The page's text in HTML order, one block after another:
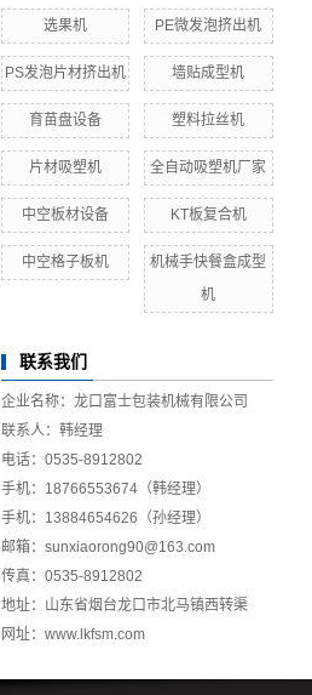
选果机 PE微发泡挤出机
PS发泡片材挤出机 墙贴成型机
育苗盘设备 塑料拉丝机
片材吸塑机 全自动吸塑机厂家
中空板材设备 KT板复合机
中空格子板机
机械手快餐盒成型
机
联系我们
企业名称：龙口富士包装机械有限公司
联系人：韩经理
电话：0535-8912802
手机：18766553674（韩经理）
手机：13884654626（孙经理）
邮箱：sunxiaorong90@163.com
传真：0535-8912802
地址：山东省烟台龙口市北马镇西转渠
网址：www.lkfsm.com